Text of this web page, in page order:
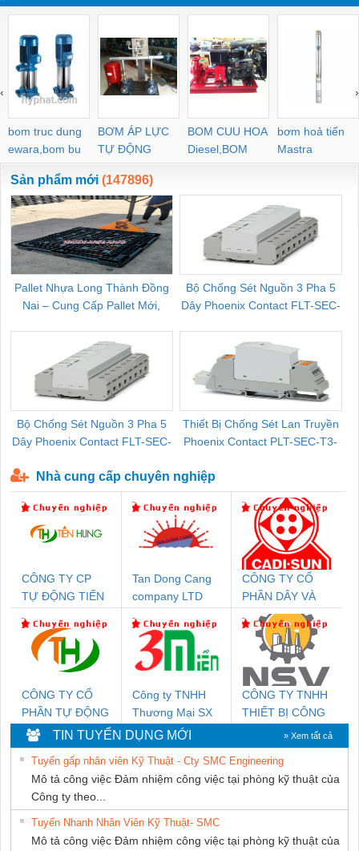
bom truc dung
ewara,bom bu
ewara
BƠM ÁP LỰC
TỰ ĐỘNG
BOM CUU HOA
Diesel,BOM
CHUA CHAY
bơm hoả tiển
Mastra
‹ ›
Sản phẩm mới (147896)
Pallet Nhựa Long Thành Đồng
Nai – Cung Cấp Pallet Mới,
Bộ Chống Sét Nguồn 3 Pha 5
Dây Phoenix Contact FLT-SEC-
Bộ Chống Sét Nguồn 3 Pha 5
Dây Phoenix Contact FLT-SEC-
Thiết Bị Chống Sét Lan Truyền
Phoenix Contact PLT-SEC-T3-
Nhà cung cấp chuyên nghiệp
CÔNG TY CP
TỰ ĐỘNG TIẾN
Tan Dong Cang
company LTD
CÔNG TY CỔ
PHẦN DÂY VÀ
CÁP ĐIỆN
THƯỢNG ĐÌNH
CÔNG TY CỔ
PHẦN TỰ ĐỘNG
TIẾN HƯNG
Công ty TNHH
Thương Mại SX
Ba Miền
CÔNG TY TNHH
THIẾT BỊ CÔNG
NGHIỆP NIHON
SETSUBI VIỆT
NAM
TIN TUYỂN DỤNG MỚI » Xem tất cả
Tuyển gấp nhân viên Kỹ Thuật - Cty SMC Engineering
Mô tả công việc Đảm nhiệm công việc tại phòng kỹ thuật của
Công ty theo...
Tuyển Nhanh Nhân Viên Kỹ Thuật- SMC
Mô tả công việc Đảm nhiệm công việc tại phòng kỹ thuật của